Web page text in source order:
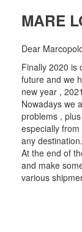
MARE
Dear
Finally 2020 is
future and we
new year ,
Nowadays we
problems ,
especially
any destination.
At the end of
and make
various